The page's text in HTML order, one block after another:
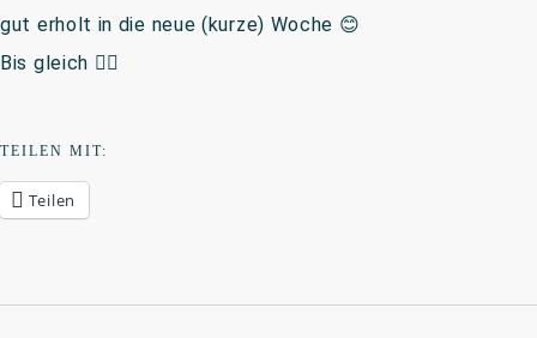
gut erholt in die neue (kurze) Woche 😊
Bis gleich ✌🏻
TEILEN MIT:
Teilen